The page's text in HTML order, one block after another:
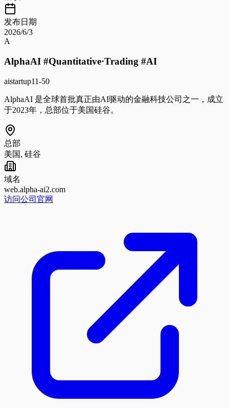
发布日期
2026/6/3
A
AlphaAI #Quantitative·Trading #AI
aistartup11-50
AlphaAI 是全球首批真正由AI驱动的金融科技公司之一，成立
于2023年，总部位于美国硅谷。
总部
美国, 硅谷
域名
web.alpha-ai2.com
访问公司官网